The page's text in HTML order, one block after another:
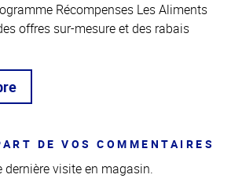
Récompenses Les Aliments
offres sur-mesure et des rabais
DE VOS COMMENTAIRES
dernière visite en magasin.